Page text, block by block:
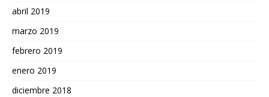
abril 2019
marzo 2019
febrero 2019
enero 2019
diciembre 2018